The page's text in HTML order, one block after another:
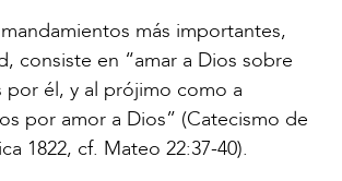
más importantes,
consiste en “amar a Dios sobre
por él, y al prójimo como a
por amor a Dios” (Catecismo de
1822, cf. Mateo 22:37-40).